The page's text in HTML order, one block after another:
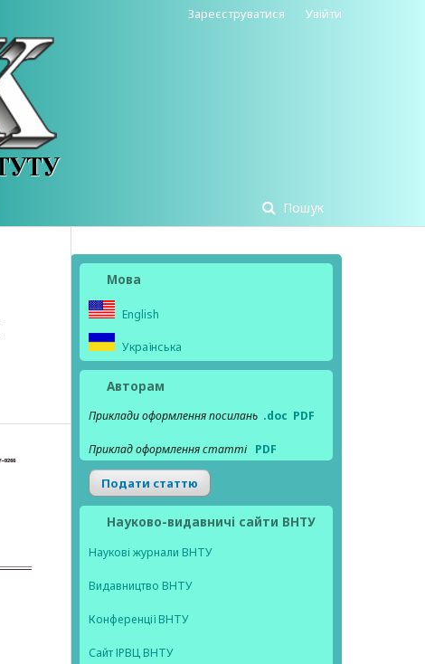
Пошук
Зареєструватися Увійти
Мова
English
Українська
Авторам
Приклади оформлення посилань .doc PDF
Приклад оформлення статті PDF
Подати статтю
Науково-видавничі сайти ВНТУ
Наукові журнали ВНТУ
Видавництво ВНТУ
Конференції ВНТУ
Сайт ІРВЦ ВНТУ